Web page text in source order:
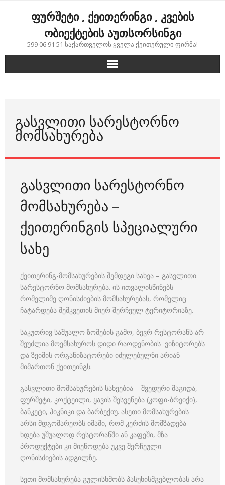
ფურშეტი , ქეითერინგი , კვების
ობიექტების აუთსორსინგი
599 06 91 51 საქართველოს ყველა ქეითერული ფირმა!
ᲒᲐᲡᲕᲚᲘᲗᲘ ᲡᲐᲠᲔᲡᲢᲝᲠᲜᲝ
ᲛᲝᲛᲡᲐᲮᲣᲠᲔᲑᲐ
გასვლითი სარესტორნო
მომსახურება –
ქეითერინგის სპეციალური
სახე
ქეითერინგ-მომსახურების შემდეგი სახეა – გასვლითი
სარესტორნო მომსახურება. ის ითვალისწინებს
რომელიმე ღონისძიების მომსახურებას, რომელიც
ჩატარდება შემკვეთის მიერ შერჩეულ ტერიტორიაზე.
საკუთრივ საშუალო ზომების გამო, ბევრ რესტორანს არ
შეუძლია მოემსახუროს დიდი რაოდენობის ვიზიტორებს
და ზეიმის ორგანიზატორები იძულებულნი არიან
მიმართონ ქეითეინგს.
გასვლითი მომსახურების სახეებია – შვედური მაგიდა,
ფურშეტი, კოქტეილი, ყავის შესვენება (კოფი-ბრეიქი),
ბანკეტი, პიკნიკი და ბარბექიუ. ასეთი მომსახურების
არსი მდგომარეობს იმაში, რომ კერძის მომზადება
ხდება უშუალოდ რესტორანში ან კაფეში, მზა
პროდუქტები კი მიეწოდება უკვე შერჩეული
ღონისძიების ადგილზე.
სეთი მომსახურება გულისხმობს პასუხისმგებლობას არა